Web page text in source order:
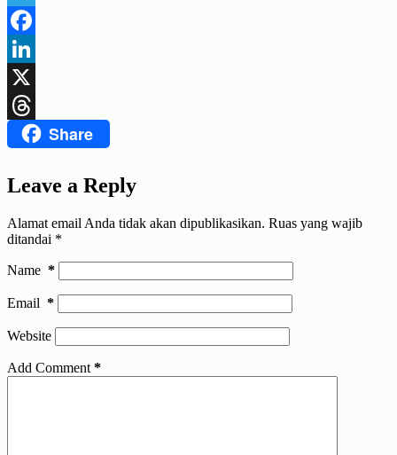
Telegram
Facebook
LinkedIn
X
ThreadsShare
Leave a Reply
Alamat email Anda tidak akan dipublikasikan. Ruas yang wajib
ditandai *
Name *
Email *
Website
Add Comment *